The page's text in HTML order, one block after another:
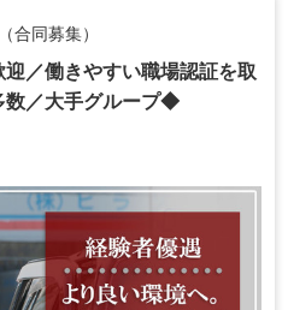
合同募集）
／働きやすい職場認証を取
数／大手グループ◆